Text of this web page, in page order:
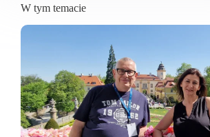
W tym temacie